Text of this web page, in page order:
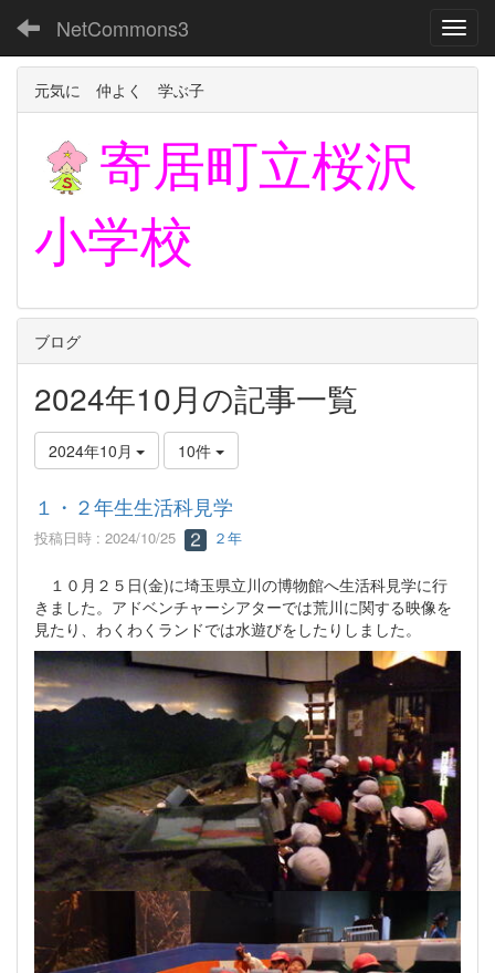
NetCommons3
元気に 仲よく 学ぶ子
寄居町立桜沢
小学校
ブログ
2024年10月の記事一覧
2024年10月 10件
１・２年生生活科見学
投稿日時 : 2024/10/25 ２年
１０月２５日(金)に埼玉県立川の博物館へ生活科見学に行
きました。アドベンチャーシアターでは荒川に関する映像を
見たり、わくわくランドでは水遊びをしたりしました。